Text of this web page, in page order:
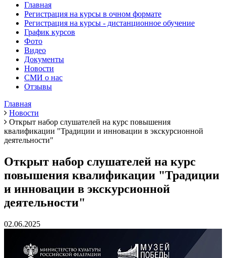
Главная
Регистрация на курсы в очном формате
Регистрация на курсы - дистанционное обучение
График курсов
Фото
Видео
Документы
Новости
СМИ о нас
Отзывы
Главная
Новости
Открыт набор слушателей на курс повышения
квалификации "Традиции и инновации в экскурсионной
деятельности"
Открыт набор слушателей на курс
повышения квалификации "Традиции
и инновации в экскурсионной
деятельности"
02.06.2025